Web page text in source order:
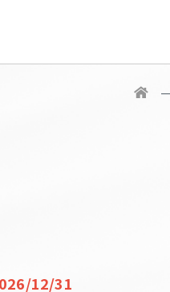
12/31